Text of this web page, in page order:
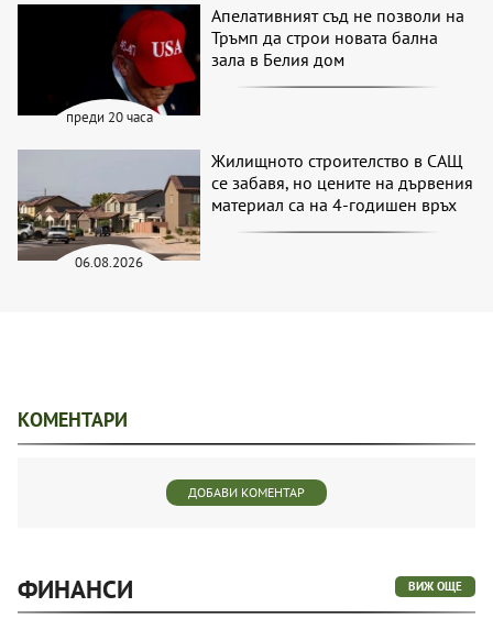
преди 20 часа
Апелативният съд не позволи на
Тръмп да строи новата бална
зала в Белия дом
06.08.2026
Жилищното строителство в САЩ
се забавя, но цените на дървения
материал са на 4-годишен връх
КОМЕНТАРИ
ДОБАВИ КОМЕНТАР
ФИНАНСИ ВИЖ ОЩЕ